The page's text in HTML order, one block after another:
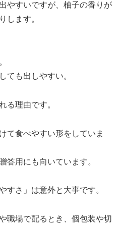
やすいですが、柚子の香りが
します。
ても出しやすい。
る理由です。
て食べやすい形をしていま
答用にも向いています。
すさ」は意外と大事です。
職場で配るとき、個包装や切